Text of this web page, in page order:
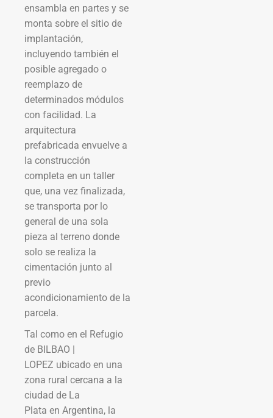
ensambla en partes y se
monta sobre el sitio de
implantación,
incluyendo también el
posible agregado o
reemplazo de
determinados módulos
con facilidad. La
arquitectura
prefabricada envuelve a
la construcción
completa en un taller
que, una vez finalizada,
se transporta por lo
general de una sola
pieza al terreno donde
solo se realiza la
cimentación junto al
previo
acondicionamiento de la
parcela.
Tal como en el Refugio
de BILBAO |
LOPEZ ubicado en una
zona rural cercana a la
ciudad de La
Plata en Argentina, la